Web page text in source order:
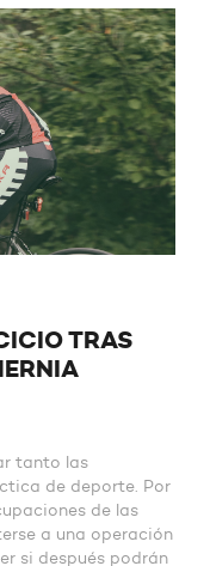
TRAS
tanto las
de deporte. Por
de las
a una operación
si después podrán